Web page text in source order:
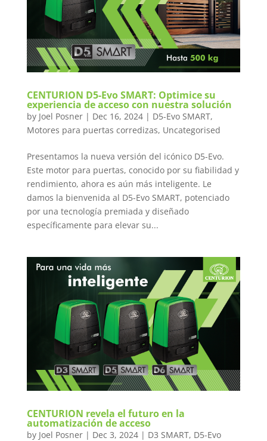
CENTURION D5-Evo SMART: Optimice su
experiencia de acceso con nuestra solución
by Joel Posner| Dec 16, 2024| D5-Evo SMART,
Motores para puertas corredizas, Uncategorised
Presentamos la nueva versión del icónico D5-Evo.
Este motor para puertas, conocido por su fiabilidad y
rendimiento, ahora es aún más inteligente. Le
damos la bienvenida al D5-Evo SMART, potenciado
por una tecnología premiada y diseñado
específicamente para elevar su...
CENTURION revela el futuro en la
automatización de acceso
by Joel Posner| Dec 3, 2024| D3 SMART, D5-Evo